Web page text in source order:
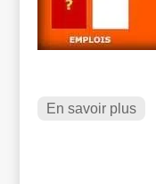
En savoir plus